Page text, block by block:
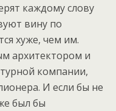
каждому слову
вину по
хуже, чем им.
архитектором и
компании,
И если бы не
был бы